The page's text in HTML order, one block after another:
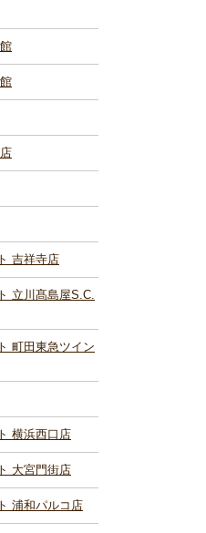
吉祥寺店
立川髙島屋S.C.
町田東急ツイン
横浜西口店
大宮門街店
浦和パルコ店